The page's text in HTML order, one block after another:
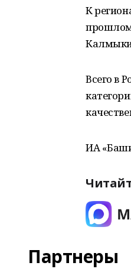
К
прошлом
Всего в
ИА
Партнеры